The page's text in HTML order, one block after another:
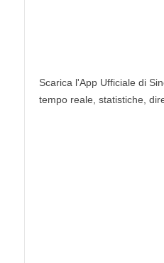
Scarica l'App Ufficiale di
tempo reale, statistiche,